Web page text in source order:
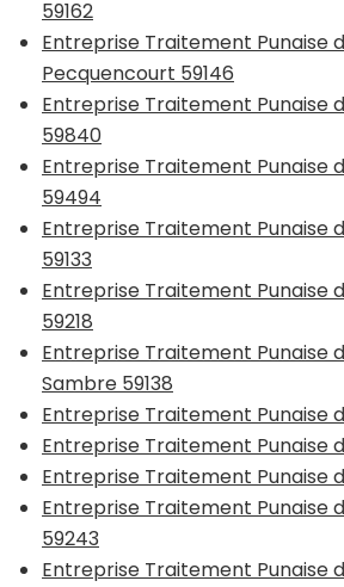
59162
Entreprise Traitement Punaise
Pecquencourt 59146
Entreprise Traitement Punaise
59840
Entreprise Traitement Punaise
59494
Entreprise Traitement Punaise
59133
Entreprise Traitement Punaise
59218
Entreprise Traitement Punaise
Sambre 59138
Entreprise Traitement Punaise
Entreprise Traitement Punaise
Entreprise Traitement Punaise
Entreprise Traitement Punaise
59243
Entreprise Traitement Punaise